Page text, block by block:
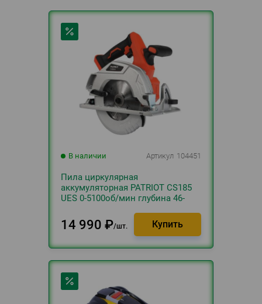
В наличии Артикул 104451
Пила циркулярная
аккумуляторная PATRIOT CS185
UES 0-5100об/мин глубина 46-
14 990 ₽ шт.